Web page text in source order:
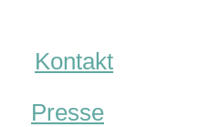
Kontakt
Presse